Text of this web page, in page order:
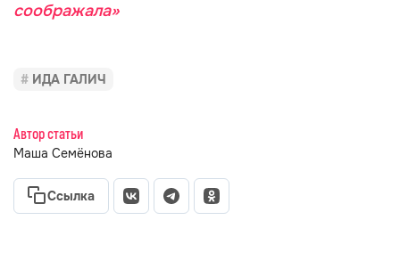
соображала»
ИДА ГАЛИЧ
Автор статьи
Маша Семёнова
Ссылка